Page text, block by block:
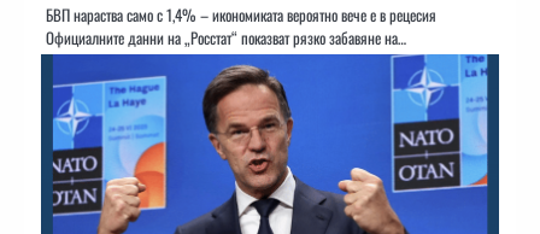
БВП нараства само с 1,4% – икономиката вероятно вече е в рецесия
Официалните данни на „Росстат“ показват рязко забавяне на…